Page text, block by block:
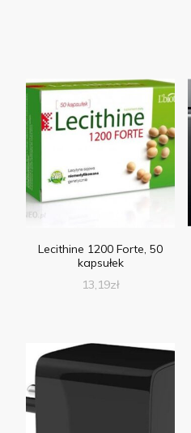
Lecithine 1200 Forte, 50
kapsułek
13,19zł